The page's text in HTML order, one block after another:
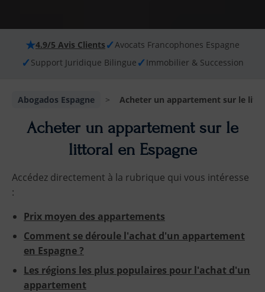
★4.9/5 Avis Clients ✓Avocats Francophones Espagne
✓ Support Juridique Bilingue ✓ Immobilier & Succession
Abogados Espagne > Acheter un appartement sur le
Acheter un appartement sur le
littoral en Espagne
Accédez directement à la rubrique qui vous intéresse
:
Prix moyen des appartements
Comment se déroule l'achat d'un appartement
en Espagne ?
Les régions les plus populaires pour l'achat d'un
appartement